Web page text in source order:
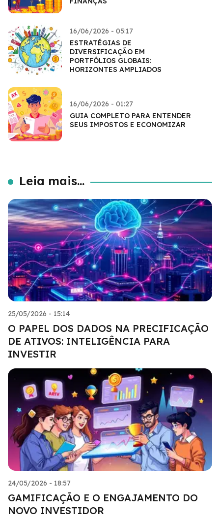
16/06/2026 - 05:17
ESTRATÉGIAS DE
DIVERSIFICAÇÃO EM
PORTFÓLIOS GLOBAIS:
HORIZONTES AMPLIADOS
16/06/2026 - 01:27
GUIA COMPLETO PARA ENTENDER
SEUS IMPOSTOS E ECONOMIZAR
Leia mais...
25/05/2026 - 15:14
O PAPEL DOS DADOS NA PRECIFICAÇÃO
DE ATIVOS: INTELIGÊNCIA PARA
INVESTIR
24/05/2026 - 18:57
GAMIFICAÇÃO E O ENGAJAMENTO DO
NOVO INVESTIDOR